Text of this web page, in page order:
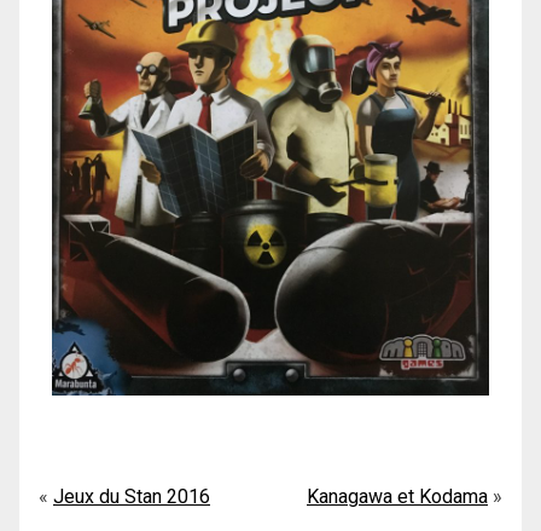
Navigation
Jeux du Stan 2016 Kanagawa et Kodama